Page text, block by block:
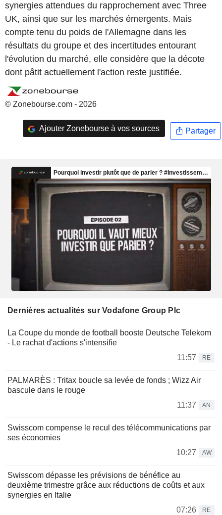
synergies attendues du rapprochement avec Three
UK, ainsi que sur les marchés émergents. Mais
compte tenu du poids de l'Allemagne dans les
résultats du groupe et des incertitudes entourant
l'évolution du marché, elle considère que la décote
dont pâtit actuellement l'action reste justifiée.
© Zonebourse.com - 2026
Ajouter Zonebourse à vos sources Partager
Dernières actualités sur Vodafone Group Plc
La Coupe du monde de football booste Deutsche Telekom
- Le rachat d'actions s'intensifie
11:57
RE
PALMARÈS : Tritax boucle sa levée de fonds ; Wizz Air
bascule dans le rouge
11:37
AN
Swisscom compense le recul des télécommunications par
ses économies
10:27
AW
Swisscom dépasse les prévisions de bénéfice au
deuxième trimestre grâce aux réductions de coûts et aux
synergies en Italie
07:26
RE